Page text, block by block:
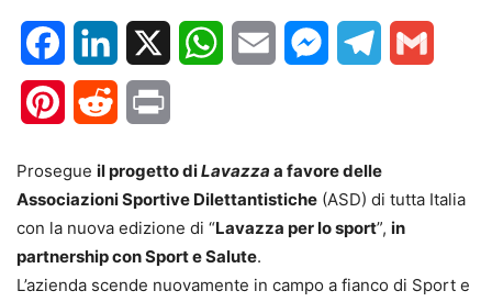
FacebookLinkedIn WhatsApp
Email MessengerTelegram
PinterestReddit
Prosegue il progetto diLavazza a favore delle
Associazioni Sportive Dilettantistiche (ASD) di tutta Italia
con la nuova edizione di “Lavazza per lo sport”, in
partnership con Sport e Salute.
L’azienda scende nuovamente in campo a fianco di Sport e